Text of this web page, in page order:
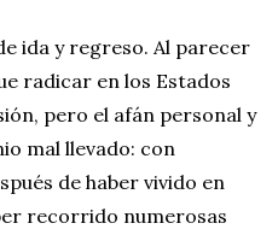
ida y regreso. Al parecer
radicar en los Estados
pero el afán personal y
mal llevado: con
de haber vivido en
recorrido numerosas